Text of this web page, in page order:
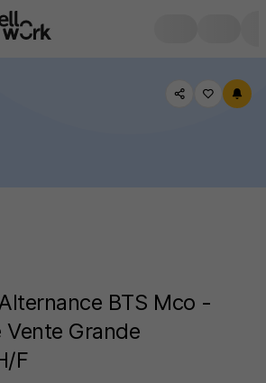
BTS Mco -
Grande
F